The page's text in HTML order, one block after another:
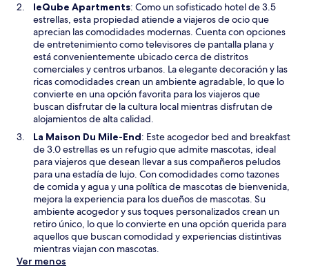
n
a
n
u
e
v
a
v
e
n
t
a
n
a
leQube Apartments: Como un sofisticado hotel de 3.5
estrellas, esta propiedad atiende a viajeros de ocio que
aprecian las comodidades modernas. Cuenta con opciones
de entretenimiento como televisores de pantalla plana y
está convenientemente ubicado cerca de distritos
comerciales y centros urbanos. La elegante decoración y las
ricas comodidades crean un ambiente agradable, lo que lo
convierte en una opción favorita para los viajeros que
buscan disfrutar de la cultura local mientras disfrutan de
alojamientos de alta calidad.
La Maison Du Mile-EndS
e
a
b
r
i
r
á
e
n
: Este acogedor bed and breakfast
de 3.0 estrellas es un refugio que admite mascotas, ideal
para viajeros que desean llevar a sus compañeros peludos
para una estadía de lujo. Con comodidades como tazones
de comida y agua y una política de mascotas de bienvenida,
mejora la experiencia para los dueños de mascotas. Su
ambiente acogedor y sus toques personalizados crean un
retiro único, lo que lo convierte en una opción querida para
aquellos que buscan comodidad y experiencias distintivas
mientras viajan con mascotas.
Ver menos